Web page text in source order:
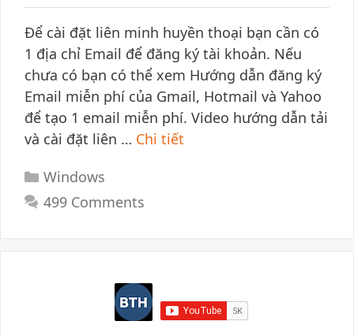
Để cài đặt liên minh huyền thoại bạn cần có
1 địa chỉ Email để đăng ký tài khoản. Nếu
chưa có bạn có thể xem Hướng dẫn đăng ký
Email miễn phí của Gmail, Hotmail và Yahoo
để tạo 1 email miễn phí. Video hướng dẫn tải
và cài đặt liên … Chi tiết
Categories
Windows
499 Comments